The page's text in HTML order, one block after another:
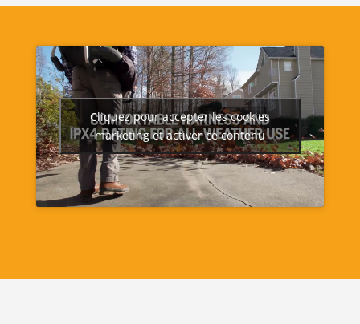
Cliquez pour accepter les cookies
marketing et activer ce contenu